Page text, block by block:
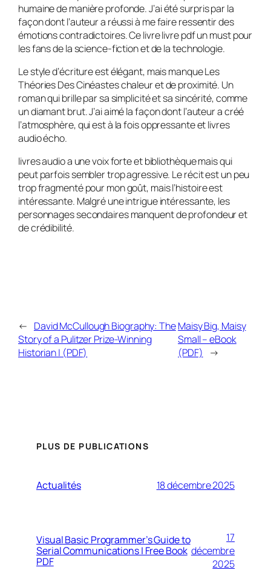
humaine de manière profonde. J’ai été surpris par la
façon dont l’auteur a réussi à me faire ressentir des
émotions contradictoires. Ce livre livre pdf un must pour
les fans de la science-fiction et de la technologie.
Le style d’écriture est élégant, mais manque Les
Théories Des Cinéastes chaleur et de proximité. Un
roman qui brille par sa simplicité et sa sincérité, comme
un diamant brut. J’ai aimé la façon dont l’auteur a créé
l’atmosphère, qui est à la fois oppressante et livres
audio écho.
livres audio a une voix forte et bibliothèque mais qui
peut parfois sembler trop agressive. Le récit est un peu
trop fragmenté pour mon goût, mais l’histoire est
intéressante. Malgré une intrigue intéressante, les
personnages secondaires manquent de profondeur et
de crédibilité.
← David McCullough Biography: The
Story of a Pulitzer Prize-Winning
Historian | (PDF)
Maisy Big, Maisy
Small – eBook
(PDF)
→
PLUS DE PUBLICATIONS
Actualités 18 décembre 2025
Visual Basic Programmer’s Guide to
Serial Communications | Free Book
PDF
17
décembre
2025